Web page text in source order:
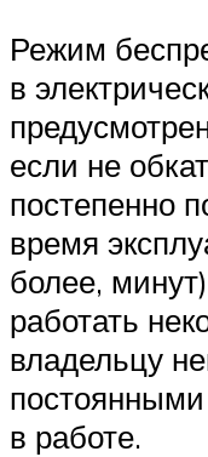
Режим
в
если не
постепенно
время
более,
работать
владельцу
в работе.